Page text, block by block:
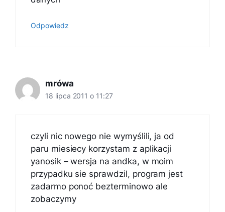
Odpowiedz
mrówa
18 lipca 2011 o 11:27
czyli nic nowego nie wymyślili, ja od
paru miesiecy korzystam z aplikacji
yanosik – wersja na andka, w moim
przypadku sie sprawdzil, program jest
zadarmo ponoć bezterminowo ale
zobaczymy